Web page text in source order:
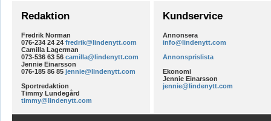
Redaktion
Fredrik Norman
076-234 24 24 fredrik@lindenytt.com
Camilla Lagerman
073-536 63 56 camilla@lindenytt.com
Jennie Einarsson
076-185 86 85 jennie@lindenytt.com
Sportredaktion
Timmy Lundegård
timmy@lindenytt.com
Kundservice
Annonsera
info@lindenytt.com
Annonsprislista
Ekonomi
Jennie Einarsson
jennie@lindenytt.com